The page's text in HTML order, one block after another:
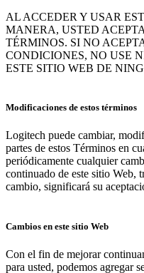
AL ACCEDER Y USAR
MANERA, USTED
TÉRMINOS. SI NO
CONDICIONES, NO USE
ESTE SITIO WEB DE
Modificaciones de estos términos
Logitech puede cambiar,
partes de estos Términos en
periódicamente cualquier
continuado de este sitio Web,
cambio, significará su
Cambios en este sitio Web
Con el fin de mejorar
para usted, podemos agregar